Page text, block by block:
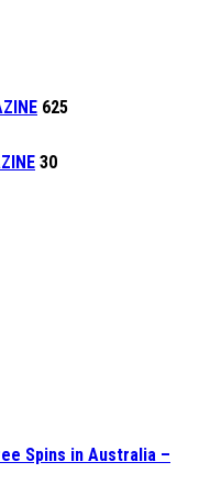
625
30
Spins in Australia –